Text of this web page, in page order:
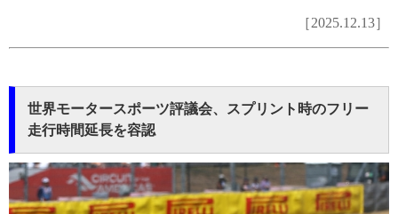
［2025.12.13］
世界モータースポーツ評議会、スプリント時のフリー
走行時間延長を容認